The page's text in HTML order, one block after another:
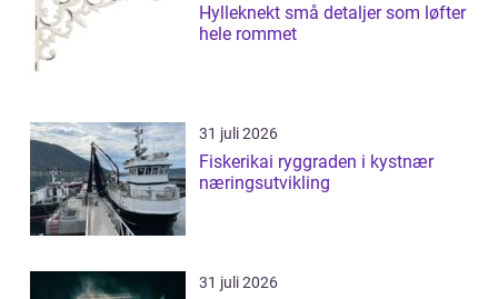
Hylleknekt små detaljer som løfter
hele rommet
31 juli 2026
Fiskerikai ryggraden i kystnær
næringsutvikling
31 juli 2026